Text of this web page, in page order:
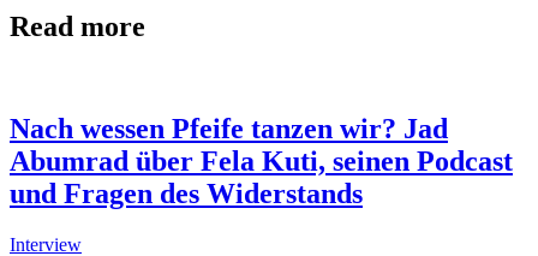
Read more
Nach wessen Pfeife tanzen wir? Jad
Abumrad über Fela Kuti, seinen Podcast
und Fragen des Widerstands
Interview